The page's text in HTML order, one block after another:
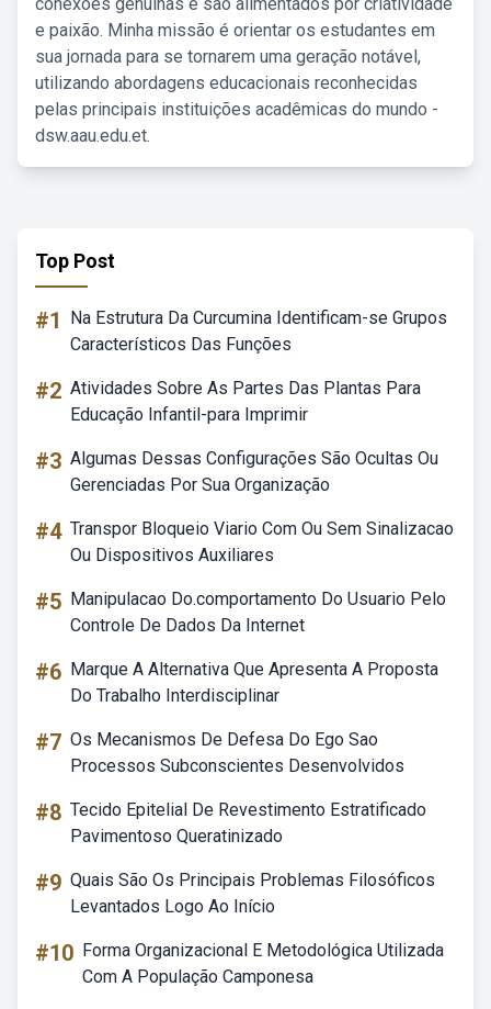
e paixão. Minha missão é orientar os estudantes em
sua jornada para se tornarem uma geração notável,
utilizando abordagens educacionais reconhecidas
pelas principais instituições acadêmicas do mundo -
dsw.aau.edu.et.
Top Post
#1
Na Estrutura Da Curcumina Identificam-se Grupos
Característicos Das Funções
#2 Atividades Sobre As Partes Das Plantas Para
Educação Infantil-para Imprimir
#3 Algumas Dessas Configurações São Ocultas Ou
Gerenciadas Por Sua Organização
#4 Transpor Bloqueio Viario Com Ou Sem Sinalizacao
Ou Dispositivos Auxiliares
#5 Manipulacao Do.comportamento Do Usuario Pelo
Controle De Dados Da Internet
#6 Marque A Alternativa Que Apresenta A Proposta
Do Trabalho Interdisciplinar
#7 Os Mecanismos De Defesa Do Ego Sao
Processos Subconscientes Desenvolvidos
#8 Tecido Epitelial De Revestimento Estratificado
Pavimentoso Queratinizado
#9 Quais São Os Principais Problemas Filosóficos
Levantados Logo Ao Início
#10 Forma Organizacional E Metodológica Utilizada
Com A População Camponesa